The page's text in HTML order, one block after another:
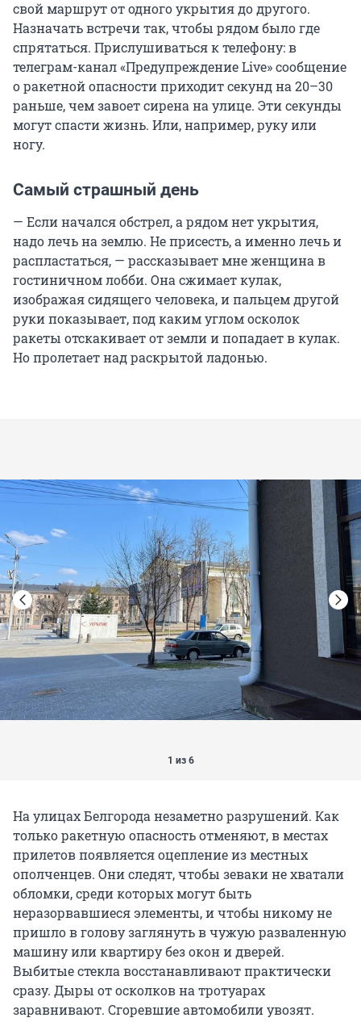
свой маршрут от одного укрытия до другого.
Назначать встречи так, чтобы рядом было где
спрятаться. Прислушиваться к телефону: в
телеграм-канал «Предупреждение Live» сообщение
о ракетной опасности приходит секунд на 20–30
раньше, чем завоет сирена на улице. Эти секунды
могут спасти жизнь. Или, например, руку или
ногу.
Самый страшный день
— Если начался обстрел, а рядом нет укрытия,
надо лечь на землю. Не присесть, а именно лечь и
распластаться, — рассказывает мне женщина в
гостиничном лобби. Она сжимает кулак,
изображая сидящего человека, и пальцем другой
руки показывает, под каким углом осколок
ракеты отскакивает от земли и попадает в кулак.
Но пролетает над раскрытой ладонью.
1 из 6
На улицах Белгорода незаметно разрушений. Как
только ракетную опасность отменяют, в местах
прилетов появляется оцепление из местных
ополченцев. Они следят, чтобы зеваки не хватали
обломки, среди которых могут быть
неразорвавшиеся элементы, и чтобы никому не
пришло в голову заглянуть в чужую разваленную
машину или квартиру без окон и дверей.
Выбитые стекла восстанавливают практически
сразу. Дыры от осколков на тротуарах
заравнивают. Сгоревшие автомобили увозят.